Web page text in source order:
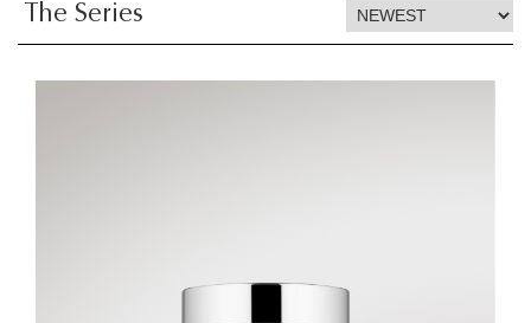
The Series